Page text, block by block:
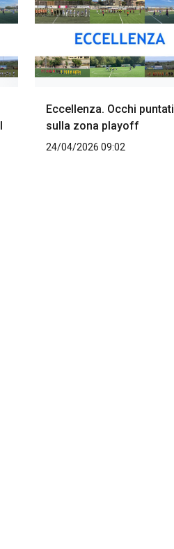
Eccellenza. Occhi puntati
sulla zona playoff
24/04/2026 09:02